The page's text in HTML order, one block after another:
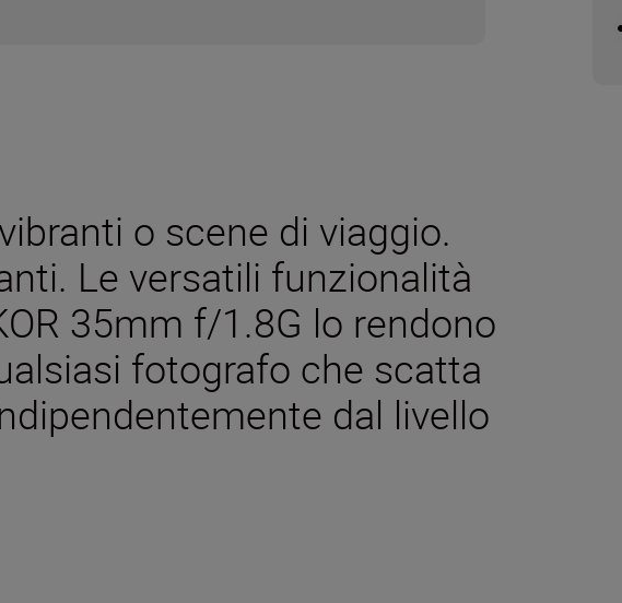
o scene di viaggio.
Le versatili funzionalità
35mm f/1.8G lo rendono
fotografo che scatta
dal livello